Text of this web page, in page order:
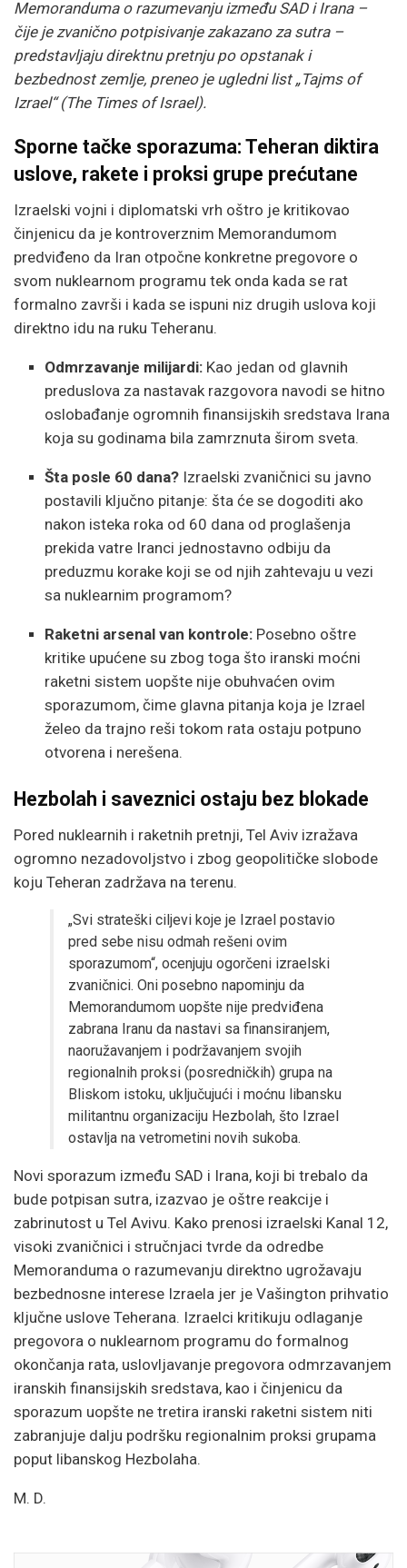
Memoranduma o razumevanju između SAD i Irana –
čije je zvanično potpisivanje zakazano za sutra –
predstavljaju direktnu pretnju po opstanak i
bezbednost zemlje, preneo je ugledni list „Tajms of
Izrael“ (The Times of Israel).
Sporne tačke sporazuma: Teheran diktira
uslove, rakete i proksi grupe prećutane
Izraelski vojni i diplomatski vrh oštro je kritikovao
činjenicu da je kontroverznim Memorandumom
predviđeno da Iran otpočne konkretne pregovore o
svom nuklearnom programu tek onda kada se rat
formalno završi i kada se ispuni niz drugih uslova koji
direktno idu na ruku Teheranu.
Odmrzavanje milijardi: Kao jedan od glavnih
preduslova za nastavak razgovora navodi se hitno
oslobađanje ogromnih finansijskih sredstava Irana
koja su godinama bila zamrznuta širom sveta.
Šta posle 60 dana? Izraelski zvaničnici su javno
postavili ključno pitanje: šta će se dogoditi ako
nakon isteka roka od 60 dana od proglašenja
prekida vatre Iranci jednostavno odbiju da
preduzmu korake koji se od njih zahtevaju u vezi
sa nuklearnim programom?
Raketni arsenal van kontrole: Posebno oštre
kritike upućene su zbog toga što iranski moćni
raketni sistem uopšte nije obuhvaćen ovim
sporazumom, čime glavna pitanja koja je Izrael
želeo da trajno reši tokom rata ostaju potpuno
otvorena i nerešena.
Hezbolah i saveznici ostaju bez blokade
Pored nuklearnih i raketnih pretnji, Tel Aviv izražava
ogromno nezadovoljstvo i zbog geopolitičke slobode
koju Teheran zadržava na terenu.
„Svi strateški ciljevi koje je Izrael postavio
pred sebe nisu odmah rešeni ovim
sporazumom“, ocenjuju ogorčeni izraelski
zvaničnici. Oni posebno napominju da
Memorandumom uopšte nije predviđena
zabrana Iranu da nastavi sa finansiranjem,
naoružavanjem i podržavanjem svojih
regionalnih proksi (posredničkih) grupa na
Bliskom istoku, uključujući i moćnu libansku
militantnu organizaciju Hezbolah, što Izrael
ostavlja na vetrometini novih sukoba.
Novi sporazum između SAD i Irana, koji bi trebalo da
bude potpisan sutra, izazvao je oštre reakcije i
zabrinutost u Tel Avivu. Kako prenosi izraelski Kanal 12,
visoki zvaničnici i stručnjaci tvrde da odredbe
Memoranduma o razumevanju direktno ugrožavaju
bezbednosne interese Izraela jer je Vašington prihvatio
ključne uslove Teherana. Izraelci kritikuju odlaganje
pregovora o nuklearnom programu do formalnog
okončanja rata, uslovljavanje pregovora odmrzavanjem
iranskih finansijskih sredstava, kao i činjenicu da
sporazum uopšte ne tretira iranski raketni sistem niti
zabranjuje dalju podršku regionalnim proksi grupama
poput libanskog Hezbolaha.
M. D.